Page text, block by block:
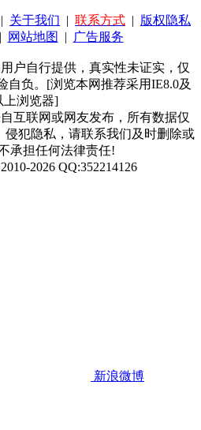
| 关于我们 | 联系方式 | 版权隐私
| 网站地图 | 广告服务
户自行提供，真实性未证实，仅
自负。[浏览本网推荐采用IE8.0及
上浏览器]
互联网或网友发布，所有数据仅
犯隐私，请联系我们及时删除或
承担任何法律责任!
2010-2026 QQ:352214126
新浪微博